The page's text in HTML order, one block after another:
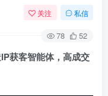
关注 私信
78 52
获客智能体，高成交